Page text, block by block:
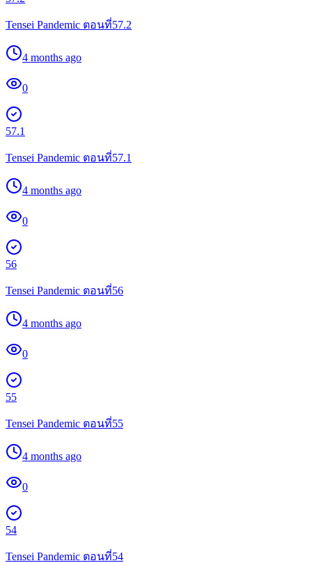
Tensei Pandemic ตอนที่57.2
4 months ago
0
57.1
Tensei Pandemic ตอนที่57.1
4 months ago
0
56
Tensei Pandemic ตอนที่56
4 months ago
0
55
Tensei Pandemic ตอนที่55
4 months ago
0
54
Tensei Pandemic ตอนที่54